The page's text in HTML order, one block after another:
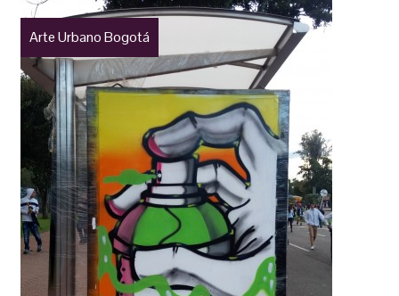
Arte Urbano Bogotá